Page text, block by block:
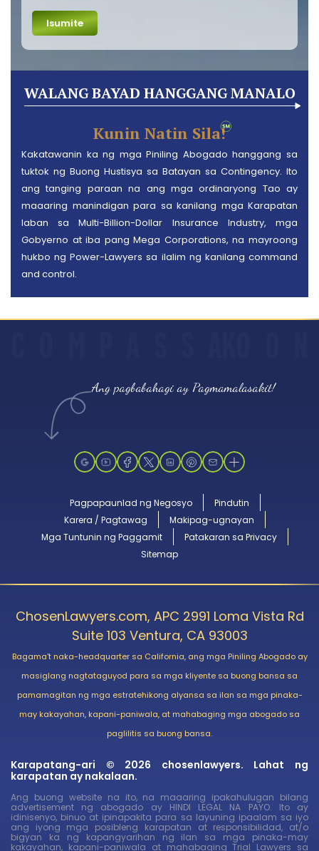
WALANG BAYAD HANGGANG MANALO
Kunin Natin Sila!
Kakatawanin ka ng mga Piniling Abogado hanggang sa
tuktok ng Buong Hustisya sa Batayan sa Contingency. Ito
ang tanging paraan na ang mga ordinaryong Tao ay
maaaring manindigan para sa kanilang mga Karapatan
laban sa Multi-Billion-Dollar Insurance Industry, mga
Gobyerno at iba pang Mega Corporations, na mayroong
hukbo ng Power-Lawyers sa ilalim ng kanilang command
and control.
Ang pagbabahagi ay Pagmamalasakit!
Pagpapaunlad ng Negosyo
Pindutin
Karera / Pagtawag
Makipag-ugnayan
Mga Tuntunin ng Paggamit
Patakaran sa Privacy
Sitemap
ChosenLawyers.com, APC 2991 Loma Vista Rd
Suite 103 Ventura, CA 93003
Bagama't naka-headquarter sa California, ang mga Piniling Abogado ay
masiglang nagtataguyod para sa mga kliyente sa buong bansa sa
pamamagitan ng mga estratehikong alyansa sa ilan sa mga pinaka-
may kakayahan, kapani-paniwala, at mahabaging mga abogado sa
paglilitis sa buong bansa.
Karapatang-ari © 2026 chosenlawyers. Lahat ng
karapatan ay nakalaan.
Ang buong website na ito, na maaaring ipakahulugan bilang
advertisement ng abogado ay HINDI LEGAL NA PAYO. Ito ay
idinisenyo, binuo at ipinapakita para sa layuning ipaalam sa iyo
ang iyong mga posibleng karapatan at responsibilidad, at/o
bigyan ka ng kapangyarihan ng ilan sa mga pinaka-may
kakayahan, kapani-paniwala at mahabaging Trial Lawyers sa